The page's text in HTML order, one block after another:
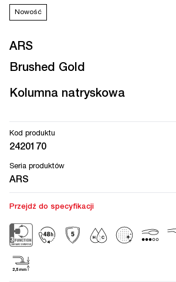
Nowość
ARS
Brushed Gold
Kolumna natryskowa
Kod produktu
2420170
Seria produktów
ARS
Przejdź do specyfikacji